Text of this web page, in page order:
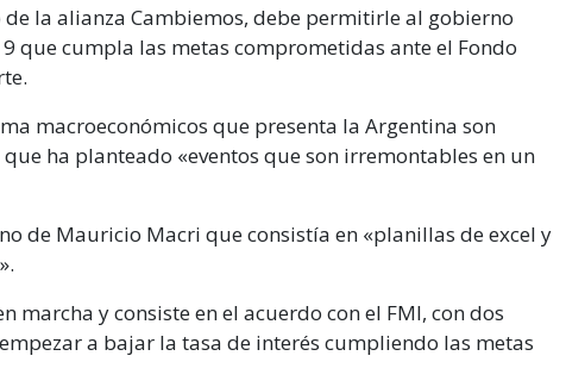
la alianza Cambiemos, debe permitirle al gobierno
que cumpla las metas comprometidas ante el Fondo
macroeconómicos que presenta la Argentina son
ha planteado «eventos que son irremontables en un
de Mauricio Macri que consistía en «planillas de excel y
marcha y consiste en el acuerdo con el FMI, con dos
a bajar la tasa de interés cumpliendo las metas